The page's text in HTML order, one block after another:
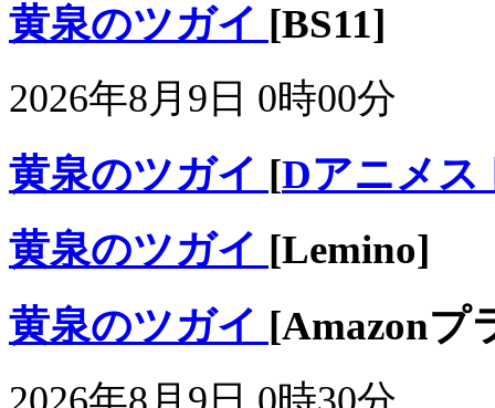
黄泉のツガイ [BS11]
2026年8月9日 0時00分
黄泉のツガイ [Dアニメス
黄泉のツガイ [Lemino]
黄泉のツガイ [Amazonプ